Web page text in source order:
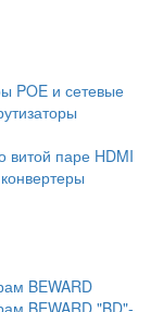
POE и сетевые
витой паре HDMI
BEWARD